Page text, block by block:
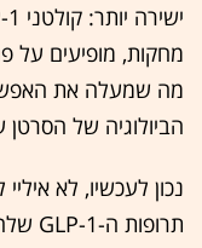
מחקות, מופיעים על
מה שמעלה את
הביולוגיה של הסרטן
נכון לעכשיו, לא
תרופות ה-GLP-1 שלהן בהקשר של סרטן.